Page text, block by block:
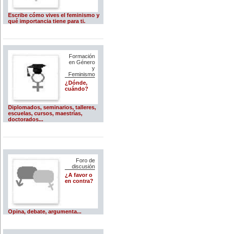
Escribe cómo vives el feminismo y
qué importancia tiene para ti.
Formación
en Género
y
Feminismo
¿Dónde,
cuándo?
Diplomados, seminarios, talleres,
escuelas, cursos, maestrías,
doctorados...
Foro de
discusión
¿A favor o
en contra?
Opina, debate, argumenta...